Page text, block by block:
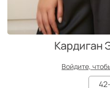
Кардиган
Войдите,